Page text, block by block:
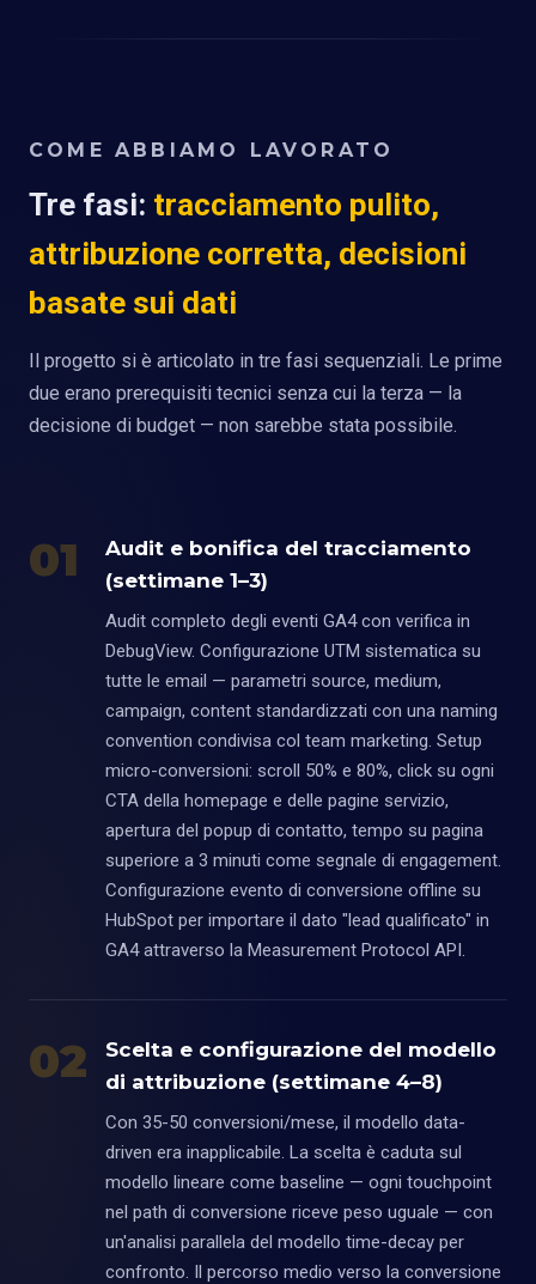
COME ABBIAMO LAVORATO
Tre fasi: tracciamento pulito,
attribuzione corretta, decisioni
basate sui dati
Il progetto si è articolato in tre fasi sequenziali. Le prime
due erano prerequisiti tecnici senza cui la terza — la
decisione di budget — non sarebbe stata possibile.
01
Audit e bonifica del tracciamento
(settimane 1–3)
Audit completo degli eventi GA4 con verifica in
DebugView. Configurazione UTM sistematica su
tutte le email — parametri source, medium,
campaign, content standardizzati con una naming
convention condivisa col team marketing. Setup
micro-conversioni: scroll 50% e 80%, click su ogni
CTA della homepage e delle pagine servizio,
apertura del popup di contatto, tempo su pagina
superiore a 3 minuti come segnale di engagement.
Configurazione evento di conversione offline su
HubSpot per importare il dato "lead qualificato" in
GA4 attraverso la Measurement Protocol API.
02
Scelta e configurazione del modello
di attribuzione (settimane 4–8)
Con 35-50 conversioni/mese, il modello data-
driven era inapplicabile. La scelta è caduta sul
modello lineare come baseline — ogni touchpoint
nel path di conversione riceve peso uguale — con
un'analisi parallela del modello time-decay per
confronto. Il percorso medio verso la conversione